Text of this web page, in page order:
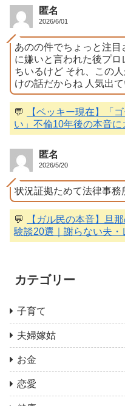
匿名
2026/6/01
あのの件でちょっと注
に嫌いと言われた後プ
ちいるけど それ、この
けの話だからね 人気出
💬
【ベッキー現在】「
い」不倫10年後の本音に
匿名
2026/5/20
状況証拠ためて法律事務
💬
【ガル民の本音】旦
験談20選｜謝らない夫
カテゴリー
子育て
夫婦嫁姑
お金
恋愛